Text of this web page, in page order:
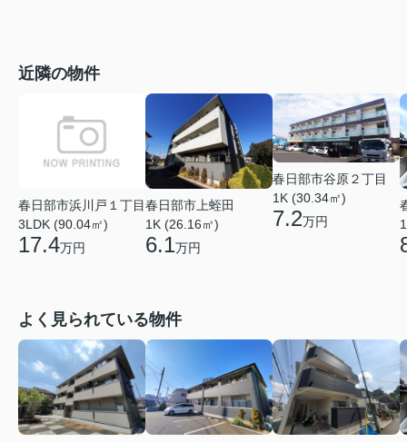
近隣の物件
春日部市浜川戸１丁目
3LDK (90.04㎡)
17.4万円
春日部市上蛭田
1K (26.16㎡)
6.1万円
春日部市谷原２丁目
1K (30.34㎡)
7.2万円
よく見られている物件